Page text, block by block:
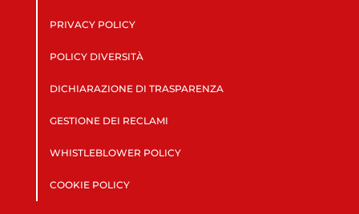
PRIVACY POLICY
POLICY DIVERSITÀ
DICHIARAZIONE DI TRASPARENZA
GESTIONE DEI RECLAMI
WHISTLEBLOWER POLICY
COOKIE POLICY